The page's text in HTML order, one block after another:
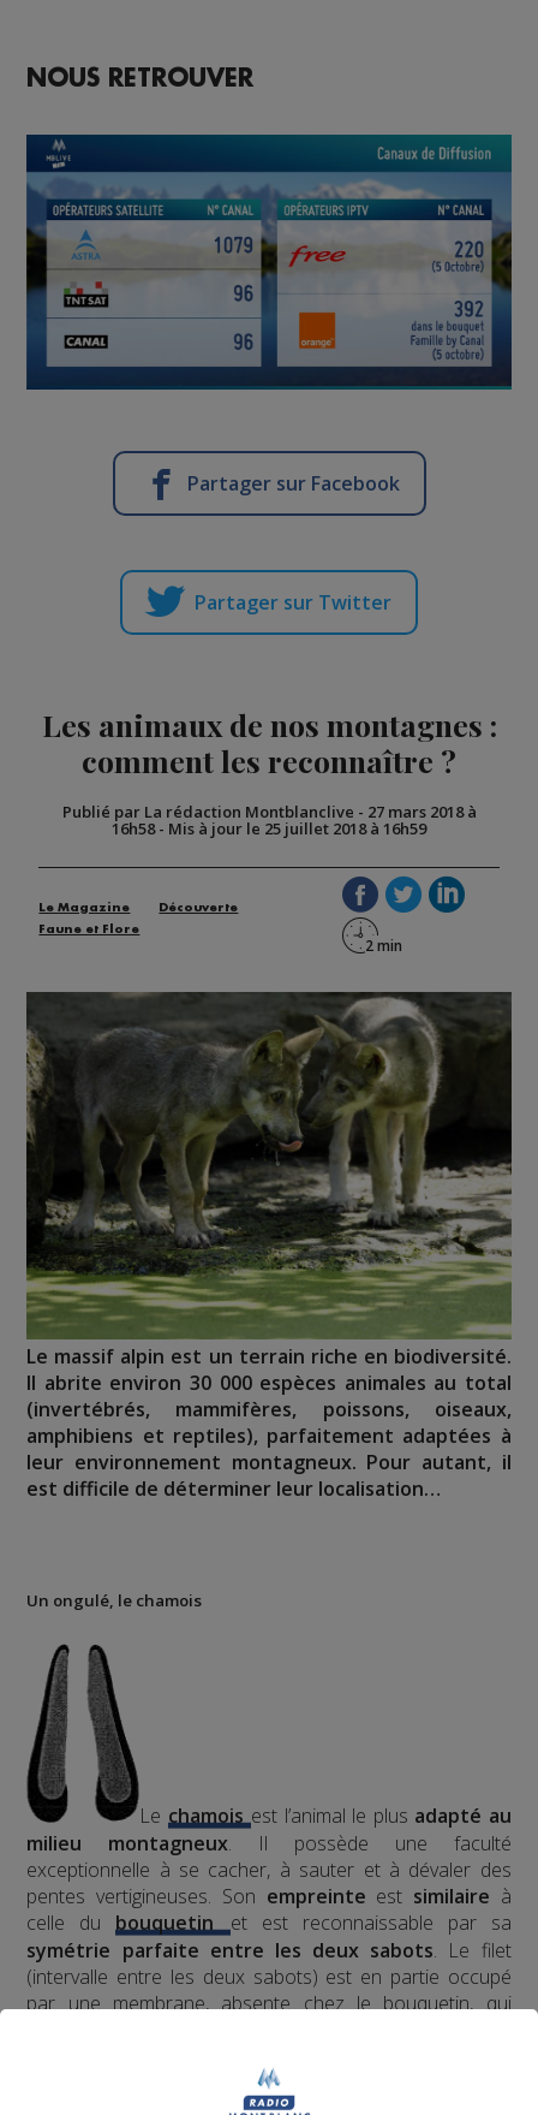
NOUS RETROUVER
Partager sur Facebook
Partager sur Twitter
Les animaux de nos montagnes :
comment les reconnaître ?
Publié par La rédaction Montblanclive - 27 mars 2018 à
16h58- Mis à jour le 25 juillet 2018 à 16h59
Le Magazine
Découverte
Faune et Flore
Le massif alpin est un terrain riche en biodiversité.
Il abrite environ 30 000 espèces animales au total
(invertébrés, mammifères, poissons, oiseaux,
amphibiens et reptiles), parfaitement adaptées à
leur environnement montagneux. Pour autant, il
est difficile de déterminer leur localisation…
Un ongulé, le chamois
Le chamois est l’animal le plus adapté au
milieu montagneux. Il possède une faculté
exceptionnelle à se cacher, à sauter et à dévaler des
pentes vertigineuses. Son empreinte est similaire à
celle dubouquetin et est reconnaissable par sa
symétrie parfaite entre les deux sabots. Le filet
(intervalle entre les deux sabots) est en partie occupé
par une membrane, absente chez le bouquetin, qui